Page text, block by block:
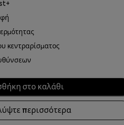
κεντραρίσματος
στο καλάθι
περισσότερα